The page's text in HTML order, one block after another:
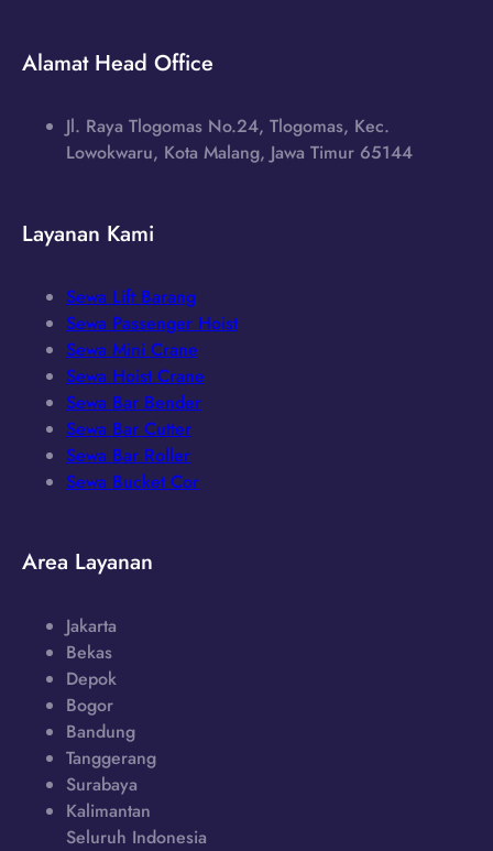
Alamat Head Office
Jl. Raya Tlogomas No.24, Tlogomas, Kec.
Lowokwaru, Kota Malang, Jawa Timur 65144
Layanan Kami
Sewa Lift Barang
Sewa Passenger Hoist
Sewa Mini Crane
Sewa Hoist Crane
Sewa Bar Bender
Sewa Bar Cutter
Sewa Bar Roller
Sewa Bucket Cor
Area Layanan
Jakarta
Bekas
Depok
Bogor
Bandung
Tanggerang
Surabaya
Kalimantan
Seluruh Indonesia